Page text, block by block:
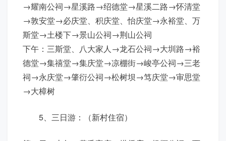
→耀南公祠→星溪路→绍德堂→星溪二路→怀清堂
→敦安堂→必庆堂、积庆堂、怡庆堂→永裕堂、万
斯堂→土楼下→景山公祠→荆山公祠
下午：三斯堂、八大家人→龙石公祠→大圳路→裕
德堂→集禧堂→集庆堂→凉棚街→峻亭公祠→三老
祠→永庆堂→肇衍公祠→松树坝→笃庆堂→审思堂
→大樟树
5、三日游：（新村住宿）